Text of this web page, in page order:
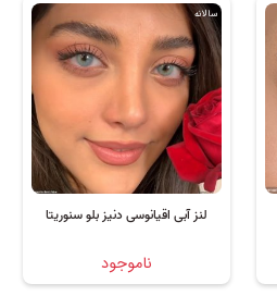
لنز آبی اقیانوسی دنیز بلو سنوریتا
ناموجود
سالانه